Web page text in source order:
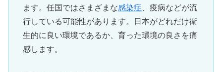
ます。任国ではさまざまな感染症 、疫病などが流
行している可能性があります。日本がどれだけ衛
生的に良い環境であるか、育った環境の良さを痛
感します。